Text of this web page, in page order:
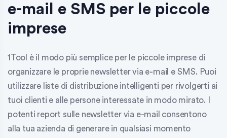
e-mail e SMS per le piccole
imprese
1Tool è il modo più semplice per le piccole imprese di
organizzare le proprie newsletter via e-mail e SMS. Puoi
utilizzare liste di distribuzione intelligenti per rivolgerti ai
tuoi clienti e alle persone interessate in modo mirato. I
potenti report sulle newsletter via e-mail consentono
alla tua azienda di generare in qualsiasi momento